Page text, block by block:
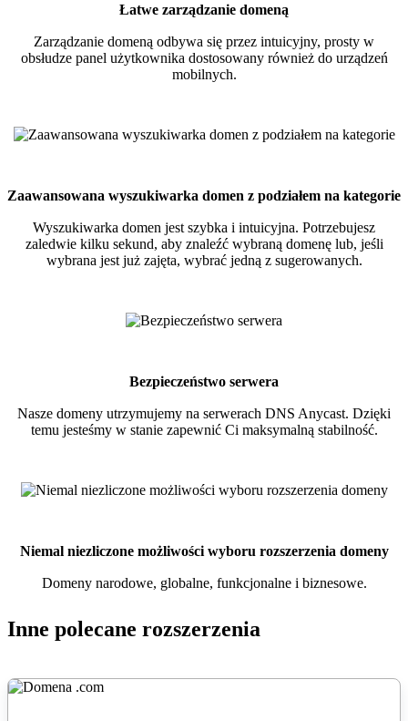
Łatwe zarządzanie domeną
Zarządzanie domeną odbywa się przez intuicyjny, prosty w
obsłudze panel użytkownika dostosowany również do urządzeń
mobilnych.
Zaawansowana wyszukiwarka domen z podziałem na kategorie
Wyszukiwarka domen jest szybka i intuicyjna. Potrzebujesz
zaledwie kilku sekund, aby znaleźć wybraną domenę lub, jeśli
wybrana jest już zajęta, wybrać jedną z sugerowanych.
Bezpieczeństwo serwera
Nasze domeny utrzymujemy na serwerach DNS Anycast. Dzięki
temu jesteśmy w stanie zapewnić Ci maksymalną stabilność.
Niemal niezliczone możliwości wyboru rozszerzenia domeny
Domeny narodowe, globalne, funkcjonalne i biznesowe.
Inne polecane rozszerzenia